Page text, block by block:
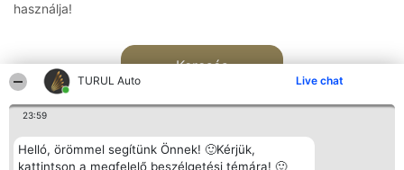
TURUL Auto Live chat
23:59
Helló, örömmel segítünk Önnek! 🙂Kérjük,
kattintson a megfelelő beszélgetési témára! 🙂
használja!
Keresés